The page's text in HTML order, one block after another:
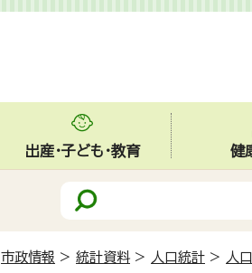
出産・子ども・教育 健
市政情報 > 統計資料 > 人口統計 > 人